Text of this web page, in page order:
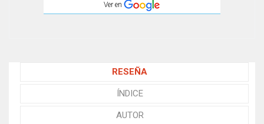
Ver en
RESEÑA
ÍNDICE
AUTOR